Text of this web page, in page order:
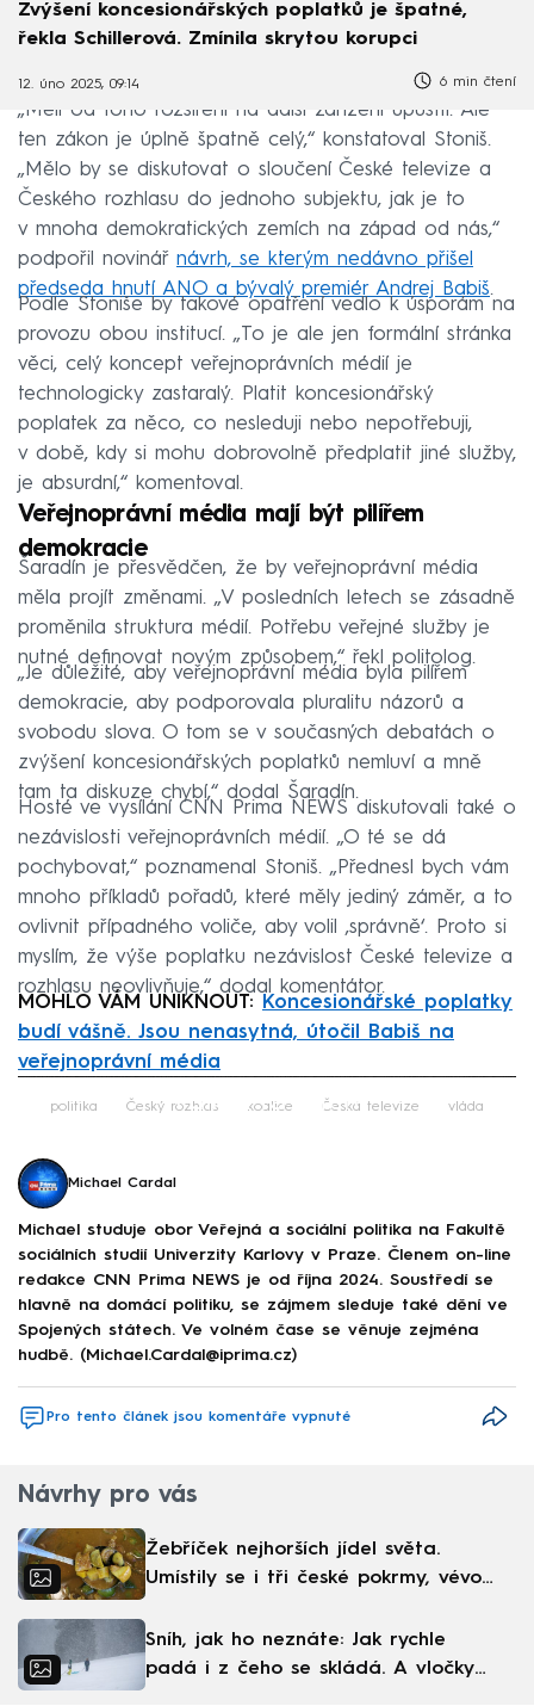
Zvýšení koncesionářských poplatků je špatné,
řekla Schillerová. Zmínila skrytou korupci
12. úno 2025, 09:14 6 min čtení
„Měli od toho rozšíření na další zařízení upustit. Ale
ten zákon je úplně špatně celý,“ konstatoval Stoniš.
„Mělo by se diskutovat o sloučení České televize a
Českého rozhlasu do jednoho subjektu, jak je to
v mnoha demokratických zemích na západ od nás,“
podpořil novinář návrh, se kterým nedávno přišel
předseda hnutí ANO a bývalý premiér Andrej Babiš.
Podle Stoniše by takové opatření vedlo k úsporám na
provozu obou institucí. „To je ale jen formální stránka
věci, celý koncept veřejnoprávních médií je
technologicky zastaralý. Platit koncesionářský
poplatek za něco, co nesleduji nebo nepotřebuji,
v době, kdy si mohu dobrovolně předplatit jiné služby,
je absurdní,“ komentoval.
Veřejnoprávní média mají být pilířem
demokracie
Šaradín je přesvědčen, že by veřejnoprávní média
měla projít změnami. „V posledních letech se zásadně
proměnila struktura médií. Potřebu veřejné služby je
nutné definovat novým způsobem,“ řekl politolog.
„Je důležité, aby veřejnoprávní média byla pilířem
demokracie, aby podporovala pluralitu názorů a
svobodu slova. O tom se v současných debatách o
zvýšení koncesionářských poplatků nemluví a mně
tam ta diskuze chybí,“ dodal Šaradín.
Hosté ve vysílání CNN Prima NEWS diskutovali také o
nezávislosti veřejnoprávních médií. „O té se dá
pochybovat,“ poznamenal Stoniš. „Přednesl bych vám
mnoho příkladů pořadů, které měly jediný záměr, a to
ovlivnit případného voliče, aby volil ‚správně‘. Proto si
myslím, že výše poplatku nezávislost České televize a
rozhlasu neovlivňuje,“ dodal komentátor.
MOHLO VÁM UNIKNOUT: Koncesionářské poplatky
budí vášně. Jsou nenasytná, útočil Babiš na
veřejnoprávní média
Failed to fetch
politika Český rozhlas koalice Česká televize vláda
Michael Cardal
Michael studuje obor Veřejná a sociální politika na Fakultě
sociálních studií Univerzity Karlovy v Praze. Členem on-line
redakce CNN Prima NEWS je od října 2024. Soustředí se
hlavně na domácí politiku, se zájmem sleduje také dění ve
Spojených státech. Ve volném čase se věnuje zejména
hudbě. (Michael.Cardal@iprima.cz)
Pro tento článek jsou komentáře vypnuté
Návrhy pro vás
Žebříček nejhorších jídel světa.
Umístily se i tři české pokrmy, vévodí
Sníh, jak ho neznáte: Jak rychle
padá i z čeho se skládá. A vločky